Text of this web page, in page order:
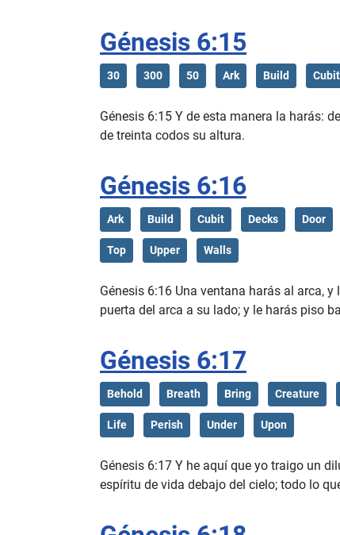
Génesis 6:15
30 300 50 Ark Build
Génesis 6:15 Y de esta manera la harás:
de treinta codos su altura.
Génesis 6:16
Ark Build Cubit Decks Door
Top Upper Walls
Génesis 6:16 Una ventana harás al arca,
puerta del arca a su lado; y le harás piso
Génesis 6:17
Behold Breath Bring Creature
Life Perish Under Upon
Génesis 6:17 Y he aquí que yo traigo un
espíritu de vida debajo del cielo; todo lo